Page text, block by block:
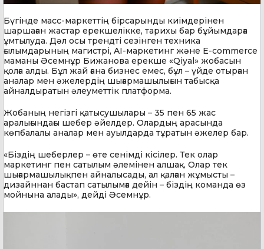
Бүгінде масс-маркеттің бірсарынды киімдерінен
шаршаған жастар ерекшелікке, тарихы бар бұйымдарға
ұмтылуда. Дәл осы трендті сезінген техника
ғылымдарының магистрі, AI-маркетинг және E-commerce
маманы Әсемнұр Бижанова ерекше «Qiyal» жобасын
қолға алды. Бұл жай ғана бизнес емес, бұл – үйде отырған
аналар мен әжелердің шығармашылығын табысқа
айналдыратын әлеуметтік платформа.
Жобаның негізгі қатысушылары – 35 пен 65 жас
аралығындағы шебер әйелдер. Олардың арасында
көпбалалы аналар мен ауылдарда тұратын әжелер бар.
«Біздің шеберлер – өте сенімді кісілер. Тек олар
маркетинг пен сатылым әлемінен алшақ. Олар тек
шығармашылықпен айналысады, ал қалған жұмысты –
дизайннан бастап сатылымға дейін – біздің команда өз
мойнына алады», дейді Әсемнұр.